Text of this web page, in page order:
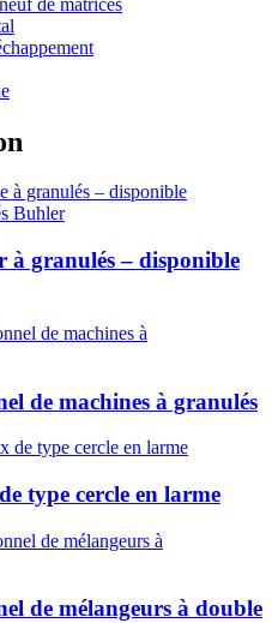
granulés – disponible
de machines à granulés
type cercle en larme
de mélangeurs à double